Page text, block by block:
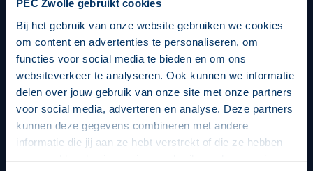
PEC Zwolle gebruikt cookies
Bij het gebruik van onze website gebruiken we cookies
om content en advertenties te personaliseren, om
functies voor social media te bieden en om ons
websiteverkeer te analyseren. Ook kunnen we informatie
delen over jouw gebruik van onze site met onze partners
voor social media, adverteren en analyse. Deze partners
kunnen deze gegevens combineren met andere
informatie die jij aan ze hebt verstrekt of die ze hebben